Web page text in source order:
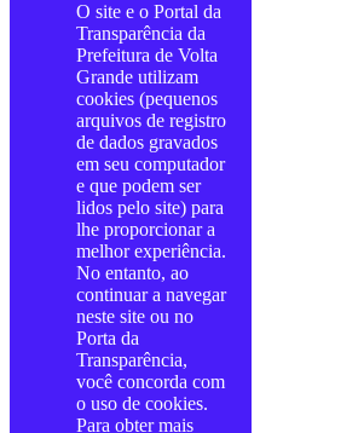
O site e o Portal da
Transparência da
Prefeitura de Volta
Grande utilizam
cookies (pequenos
arquivos de registro
de dados gravados
em seu computador
e que podem ser
lidos pelo site) para
lhe proporcionar a
melhor experiência.
No entanto, ao
continuar a navegar
neste site ou no
Porta da
Transparência,
você concorda com
o uso de cookies.
Para obter mais